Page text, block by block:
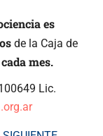
es
de la Caja de
mes.
Lic.